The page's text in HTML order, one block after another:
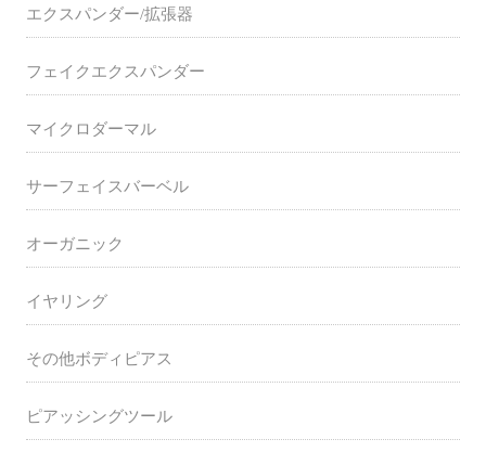
エクスパンダー/拡張器
フェイクエクスパンダー
マイクロダーマル
サーフェイスバーベル
オーガニック
イヤリング
その他ボディピアス
ピアッシングツール